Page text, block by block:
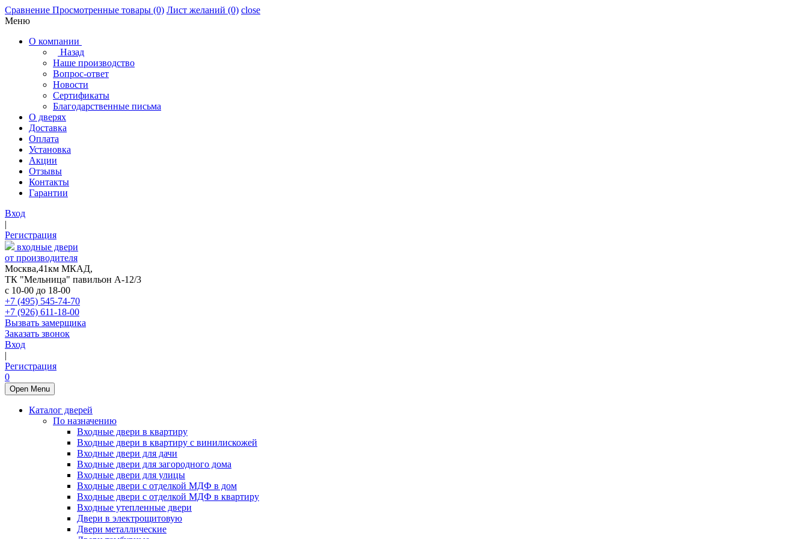
Сравнение Просмотренные товары (0) Лист желаний (0) close
Меню
О компании
Назад
Наше производство
Вопрос-ответ
Новости
Сертификаты
Благодарственные письма
О дверях
Доставка
Оплата
Установка
Акции
Отзывы
Контакты
Гарантии
Вход
|
Регистрация
входные двери
от производителя
Москва,41км МКАД,
ТК "Мельница" павильон А-12/3
с 10-00 до 18-00
+7 (495) 545-74-70
+7 (926) 611-18-00
Вызвать замерщика
Заказать звонок
Вход
|
Регистрация
0
Open Menu
Каталог дверей
По назначению
Входные двери в квартиру
Входные двери в квартиру с винилискожей
Входные двери для дачи
Входные двери для загородного дома
Входные двери для улицы
Входные двери с отделкой МДФ в дом
Входные двери с отделкой МДФ в квартиру
Входные утепленные двери
Двери в электрощитовую
Двери металлические